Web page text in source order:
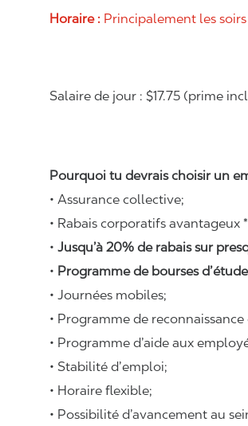
Horaire : Principalement les
Salaire de jour : $17.75 (prime
Pourquoi tu devrais choisir un
• Assurance collective;
• Rabais corporatifs avantageux
• Jusqu’à 20% de rabais sur
• Programme de bourses
• Journées mobiles;
• Programme de reconnaissance
• Programme d’aide aux
• Stabilité d’emploi;
• Horaire flexible;
• Possibilité d’avancement au